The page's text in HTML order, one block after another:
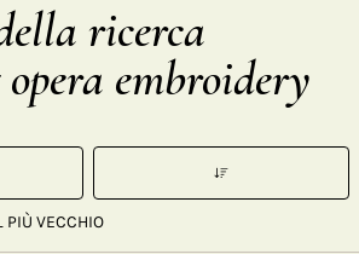
ricerca
embroidery
PIÙ VECCHIO